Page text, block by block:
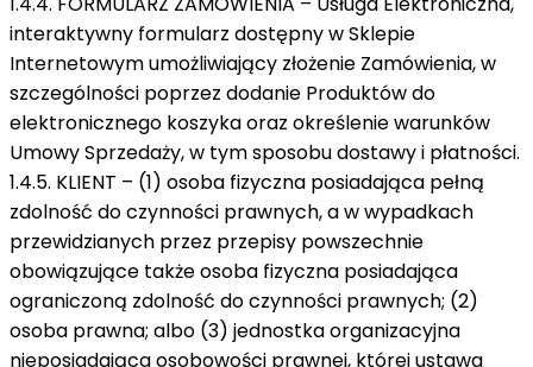
interaktywny formularz dostępny w Sklepie
Internetowym umożliwiający złożenie Zamówienia, w
szczególności poprzez dodanie Produktów do
elektronicznego koszyka oraz określenie warunków
Umowy Sprzedaży, w tym sposobu dostawy i płatności.
1.4.5. KLIENT – (1) osoba fizyczna posiadająca pełną
zdolność do czynności prawnych, a w wypadkach
przewidzianych przez przepisy powszechnie
obowiązujące także osoba fizyczna posiadająca
ograniczoną zdolność do czynności prawnych; (2)
osoba prawna; albo (3) jednostka organizacyjna
nieposiadająca osobowości prawnej, której ustawa